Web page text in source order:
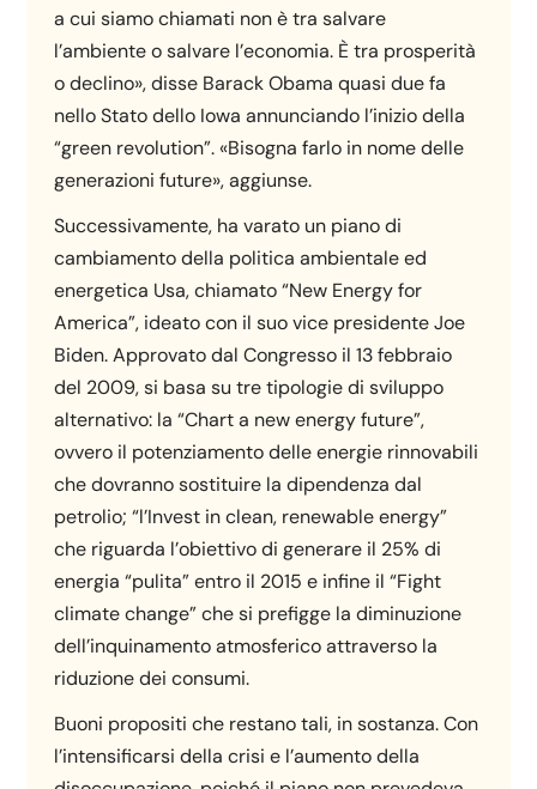
a cui siamo chiamati non è tra salvare
l’ambiente o salvare l’economia. È tra prosperità
o declino», disse Barack Obama quasi due fa
nello Stato dello Iowa annunciando l’inizio della
“green revolution”. «Bisogna farlo in nome delle
generazioni future», aggiunse.
Successivamente, ha varato un piano di
cambiamento della politica ambientale ed
energetica Usa, chiamato “New Energy for
America”, ideato con il suo vice presidente Joe
Biden. Approvato dal Congresso il 13 febbraio
del 2009, si basa su tre tipologie di sviluppo
alternativo: la “Chart a new energy future”,
ovvero il potenziamento delle energie rinnovabili
che dovranno sostituire la dipendenza dal
petrolio; “l’Invest in clean, renewable energy”
che riguarda l’obiettivo di generare il 25% di
energia “pulita” entro il 2015 e infine il “Fight
climate change” che si prefigge la diminuzione
dell’inquinamento atmosferico attraverso la
riduzione dei consumi.
Buoni propositi che restano tali, in sostanza. Con
l’intensificarsi della crisi e l’aumento della